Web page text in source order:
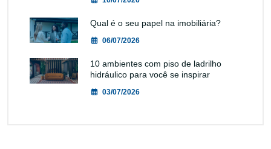
Qual é o seu papel na imobiliária?
06/07/2026
10 ambientes com piso de ladrilho
hidráulico para você se inspirar
03/07/2026